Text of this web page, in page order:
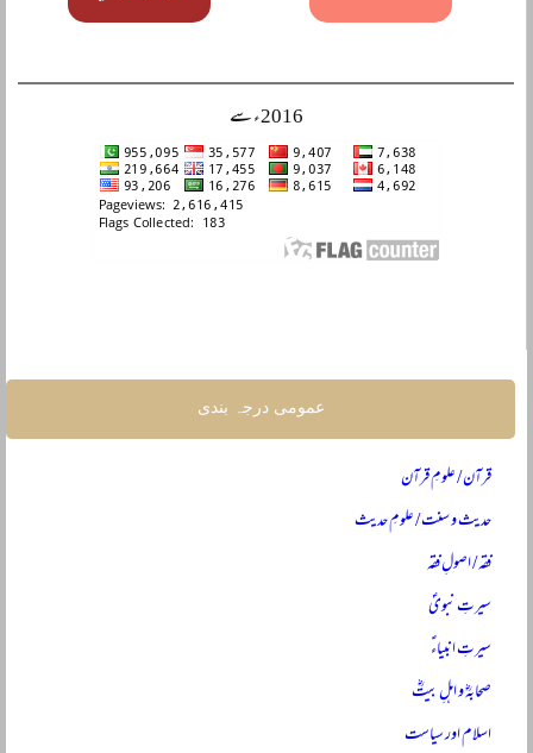
2016ء سے
عمومی درجہ بندی
قرآن / علومِ قرآن
حدیث و سنت / علومِ حدیث
فقہ / اصولِ فقہ
سیرتِ نبویؐ
سیرتِ انبیاءؑ
صحابہؓ و اہلِ بیتؓ
اسلام اور سیاست